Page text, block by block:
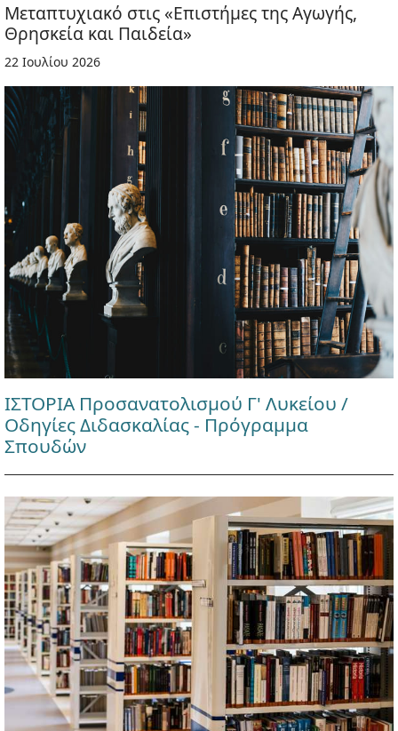
Μεταπτυχιακό στις «Επιστήμες της Αγωγής,
Θρησκεία και Παιδεία»
22 Ιουλίου 2026
ΙΣΤΟΡΙΑ Προσανατολισμού Γ' Λυκείου /
Οδηγίες Διδασκαλίας - Πρόγραμμα
Σπουδών